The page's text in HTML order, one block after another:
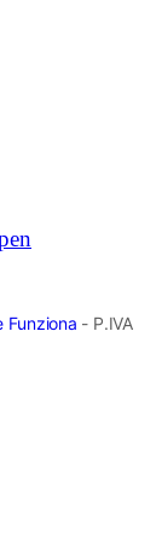
Funziona - P.IVA